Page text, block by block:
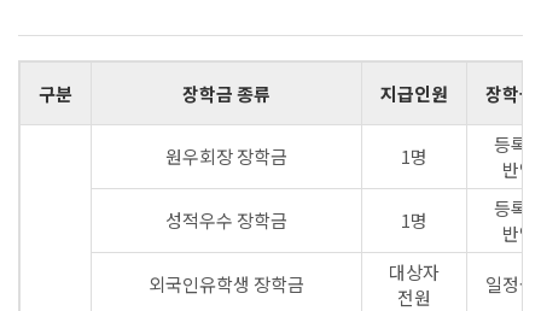
구분 장학금 종류 지급인원 장학금
원우회장 장학금 1명
등록
반액
성적우수 장학금
1명
등록
반액
외국인유학생 장학금
대상자
전원
일정금